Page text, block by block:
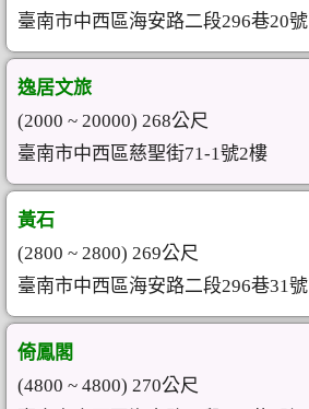
臺南市中西區海安路二段296巷20號
逸居文旅
(2000 ~ 20000) 268公尺
臺南市中西區慈聖街71-1號2樓
黃石
(2800 ~ 2800) 269公尺
臺南市中西區海安路二段296巷31號
倚鳳閣
(4800 ~ 4800) 270公尺